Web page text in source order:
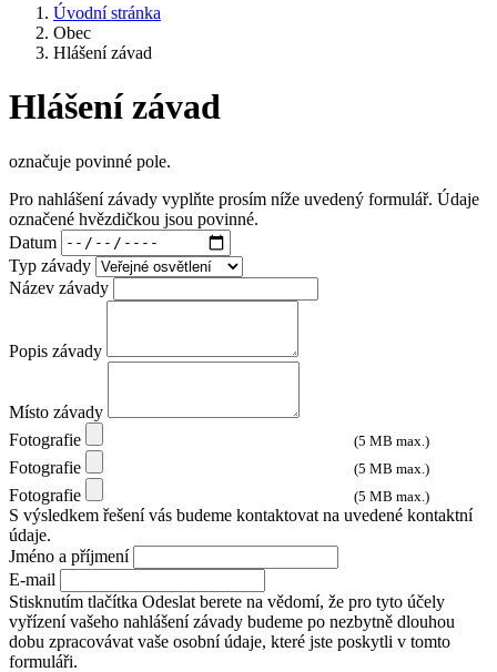
Úvodní stránka
Obec
Hlášení závad
Hlášení závad
označuje povinné pole.
Pro nahlášení závady vyplňte prosím níže uvedený formulář. Údaje
označené hvězdičkou jsou povinné.
Datum
Typ závady
Název závady
Popis závady
Místo závady
Fotografie
(5 MB max.)
Fotografie (5 MB max.)
Fotografie (5 MB max.)
S výsledkem řešení vás budeme kontaktovat na uvedené kontaktní
údaje.
Jméno a příjmení
E-mail
Stisknutím tlačítka Odeslat berete na vědomí, že pro tyto účely
vyřízení vašeho nahlášení závady budeme po nezbytně dlouhou
dobu zpracovávat vaše osobní údaje, které jste poskytli v tomto
formuláři.